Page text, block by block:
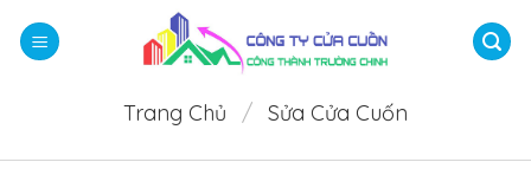
qua
Trang Chủ / Sửa Cửa Cuốn